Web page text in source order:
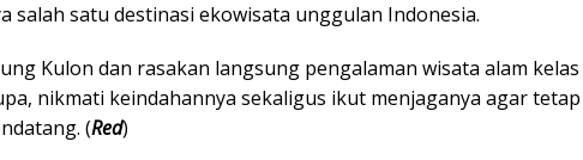
salah satu destinasi ekowisata unggulan Indonesia.
Kulon dan rasakan langsung pengalaman wisata alam kelas
nikmati keindahannya sekaligus ikut menjaganya agar tetap
(Red)